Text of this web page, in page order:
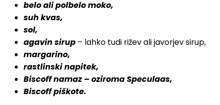
belo ali polbelo moko,
suh kvas,
sol,
agavin sirup – lahko tudi rižev ali javorjev sirup,
margarino,
rastlinski napitek,
Biscoff namaz – oziroma Speculaas,
Biscoff piškote.